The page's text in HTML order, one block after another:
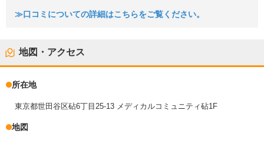
≫口コミについての詳細はこちらをご覧ください。
地図・アクセス
所在地
東京都世田谷区砧6丁目25-13 メディカルコミュニティ砧1F
地図